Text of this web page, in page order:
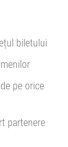
biletului
pe orice
partenere